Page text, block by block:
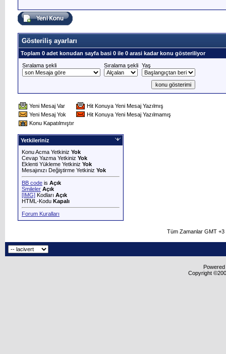
Gösteriliş ayarları
Toplam 0 adet konudan sayfa basi 0 ile 0 arasi kadar konu gösteriliyor
Sıralama şekli
Sıralama şekli Yaş
Yeni Mesaj Var
Hit Konuya Yeni Mesaj Yazılmış
Yeni Mesaj Yok
Hit Konuya Yeni Mesaj Yazılmamış
Konu Kapatılmıştır
Yetkileriniz
Konu Acma Yetkiniz Yok
Cevap Yazma Yetkiniz Yok
Eklenti Yükleme Yetkiniz Yok
Mesajınızı Değiştirme Yetkiniz Yok
BB code is Açık
Smileler Açık
[IMG] Kodları Açık
HTML-Kodu Kapalı
Forum Kuralları
Tüm Zamanlar GMT
Copyright